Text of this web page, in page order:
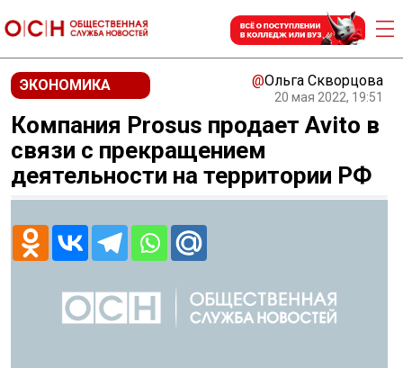
ЭКОНОМИКА @Ольга Скворцова
20 мая 2022, 19:51
Компания Prosus продает Аvito в
связи с прекращением
деятельности на территории РФ